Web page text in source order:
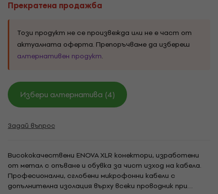
Прекратена продажба
Този продукт не се произвежда или не е част от
актуалната оферта. Препоръчваме да избереш
алтернативен продукт.
Избери алтернатива (4)
Задай въпрос
Висококачествени ENOVA XLR конектори, изработени
от метал с опъване и обувка за чист изход на кабела.
Професионални, сглобени микрофонни кабели с
допълнителна изолация върху всеки проводник при